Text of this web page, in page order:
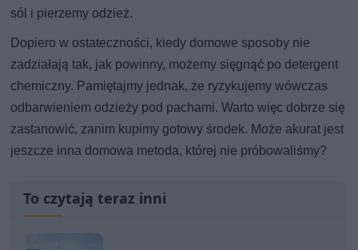
sól i pierzemy odzież.
Dopiero w ostateczności, kiedy domowe sposoby nie
zadziałają tak, jak powinny, możemy sięgnąć po detergent
chemiczny. Pamiętajmy jednak, że ryzykujemy wówczas
odbarwieniem odzieży pod pachami. Warto więc dobrze się
zastanowić, zanim kupimy gotowy środek. Może akurat jest
jeszcze inna domowa metoda, której nie próbowaliśmy?
To czytają teraz inni